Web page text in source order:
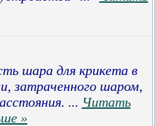
шара для крикета в
затраченного шаром,
... Читать
»